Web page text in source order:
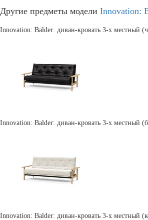
Другие предметы модели Innovation:
Innovation: Balder: диван-кровать 3-х местный
Innovation: Balder: диван-кровать 3-х местный
Innovation: Balder: диван-кровать 3-х местный